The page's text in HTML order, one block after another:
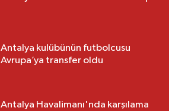
Antalya kulübünün futbolcusu
Avrupa’ya transfer oldu
Antalya Havalimanı'nda karşılama